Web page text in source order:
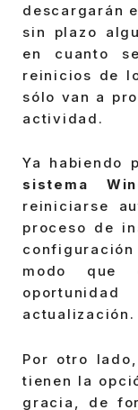
descargarán
sin plazo
en cuanto
reinicios de
sólo van a
actividad.
Ya habiendo
sistema
reiniciarse
proceso de
modo que
actualización.
Por otro
tienen la
gracia, de